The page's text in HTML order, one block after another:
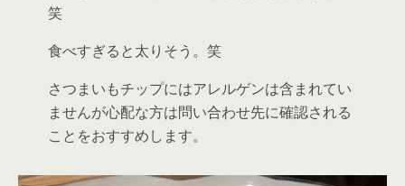
笑
食べすぎると太りそう。笑
さつまいもチップにはアレルゲンは含まれてい
ませんが心配な方は問い合わせ先に確認される
ことをおすすめします。